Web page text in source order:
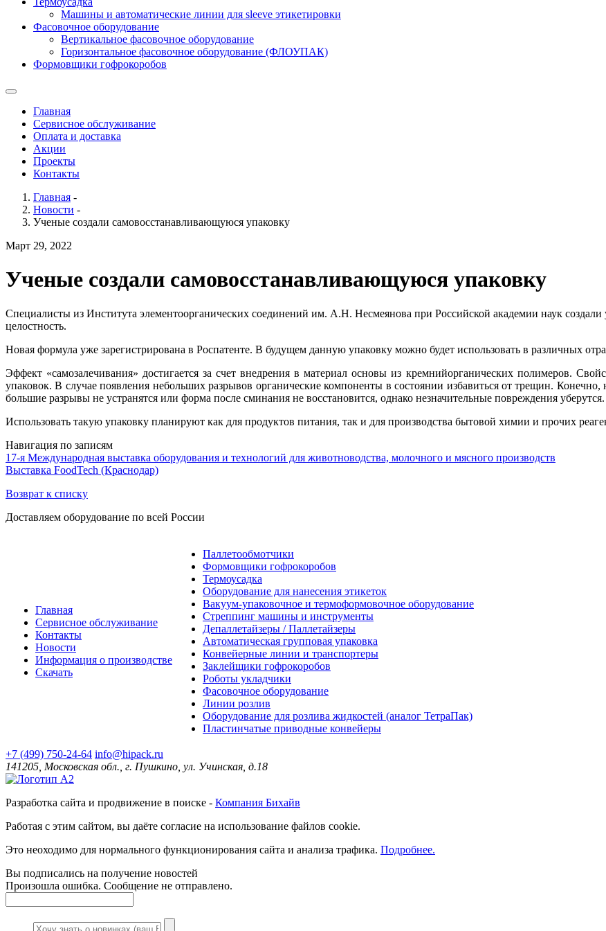
Машины и автоматические линии для sleeve этикетировки
Фасовочное оборудование
Вертикальное фасовочное оборудование
Горизонтальное фасовочное оборудование (ФЛОУПАК)
Формовщики гофрокоробов
Главная
Сервисное обслуживание
Оплата и доставка
Акции
Проекты
Контакты
Главная -
Новости -
Ученые создали самовосстанавливающуюся упаковку
Март 29, 2022
Ученые создали самовосстанавливающуюся упаковку
Специалисты из Института элементоорганических соединений им. А.Н. Несмеянова при Российской академии наук
целостность.
Новая формула уже зарегистрирована в Роспатенте. В будущем данную упаковку можно будет использовать в различных
Эффект «самозалечивания» достигается за счет внедрения в материал основы из кремнийорганических полимеров.
упаковок. В случае появления небольших разрывов органические компоненты в состоянии избавиться от трещин.
большие разрывы не устранятся или форма после сминания не восстановится, однако незначительные повреждения уберутся.
Использовать такую упаковку планируют как для продуктов питания, так и для производства бытовой химии и прочих
Навигация по записям
17-я Международная выставка оборудования и технологий для животноводства, молочного и мясного производств
Выставка FoodTech (Краснодар)
Возврат к списку
Доставляем оборудование по всей России
Главная
Сервисное обслуживание
Контакты
Новости
Информация о производстве
Скачать
Паллетообмотчики
Формовщики гофрокоробов
Термоусадка
Оборудование для нанесения этикеток
Вакуум-упаковочное и термоформовочное оборудование
Стреппинг машины и инструменты
Депаллетайзеры / Паллетайзеры
Автоматическая групповая упаковка
Конвейерные линии и транспортеры
Заклейщики гофрокоробов
Роботы укладчики
Фасовочное оборудование
Линии розлив
Оборудование для розлива жидкостей (аналог ТетраПак)
Пластинчатые приводные конвейеры
+7 (499) 750-24-64 info@hipack.ru
141205, Московская обл., г. Пушкино, ул. Учинская, д.18
Разработка сайта и продвижение в поиске - Компания Бихайв
Работая с этим сайтом, вы даёте согласие на использование файлов cookie.
Это неоходимо для нормального функционирования сайта и анализа трафика. Подробнее.
Вы подписались на получение новостей
Произошла ошибка. Сообщение не отправлено.